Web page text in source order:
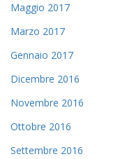
Maggio 2017
Marzo 2017
Gennaio 2017
Dicembre 2016
Novembre 2016
Ottobre 2016
Settembre 2016